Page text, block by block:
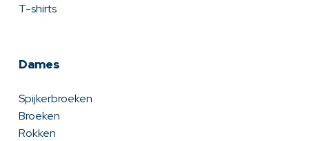
T-shirts
Dames
Spijkerbroeken
Broeken
Rokken